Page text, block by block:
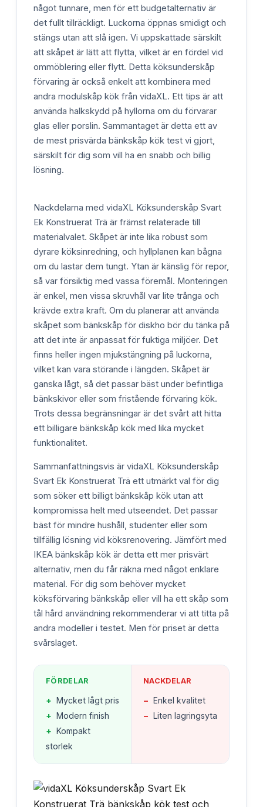
något tunnare, men för ett budgetalternativ är
det fullt tillräckligt. Luckorna öppnas smidigt och
stängs utan att slå igen. Vi uppskattade särskilt
att skåpet är lätt att flytta, vilket är en fördel vid
ommöblering eller flytt. Detta köksunderskåp
förvaring är också enkelt att kombinera med
andra modulskåp kök från vidaXL. Ett tips är att
använda halkskydd på hyllorna om du förvarar
glas eller porslin. Sammantaget är detta ett av
de mest prisvärda bänkskåp kök test vi gjort,
särskilt för dig som vill ha en snabb och billig
lösning.
Nackdelarna med vidaXL Köksunderskåp Svart
Ek Konstruerat Trä är främst relaterade till
materialvalet. Skåpet är inte lika robust som
dyrare köksinredning, och hyllplanen kan bågna
om du lastar dem tungt. Ytan är känslig för repor,
så var försiktig med vassa föremål. Monteringen
är enkel, men vissa skruvhål var lite trånga och
krävde extra kraft. Om du planerar att använda
skåpet som bänkskåp för diskho bör du tänka på
att det inte är anpassat för fuktiga miljöer. Det
finns heller ingen mjukstängning på luckorna,
vilket kan vara störande i längden. Skåpet är
ganska lågt, så det passar bäst under befintliga
bänkskivor eller som fristående förvaring kök.
Trots dessa begränsningar är det svårt att hitta
ett billigare bänkskåp kök med lika mycket
funktionalitet.
Sammanfattningsvis är vidaXL Köksunderskåp
Svart Ek Konstruerat Trä ett utmärkt val för dig
som söker ett billigt bänkskåp kök utan att
kompromissa helt med utseendet. Det passar
bäst för mindre hushåll, studenter eller som
tillfällig lösning vid köksrenovering. Jämfört med
IKEA bänkskåp kök är detta ett mer prisvärt
alternativ, men du får räkna med något enklare
material. För dig som behöver mycket
köksförvaring bänkskåp eller vill ha ett skåp som
tål hård användning rekommenderar vi att titta på
andra modeller i testet. Men för priset är detta
svårslaget.
FÖRDELAR
+ Mycket lågt pris
+ Modern finish
+ Kompakt
storlek
NACKDELAR
− Enkel kvalitet
− Liten lagringsyta